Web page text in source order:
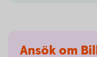
Ansök om